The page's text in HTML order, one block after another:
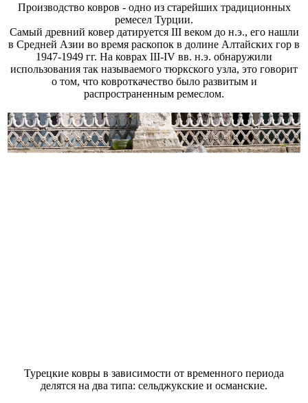
Производство ковров - одно из старейших традиционных
ремесел Турции.
Самый древний ковер датируется III веком до н.э., его нашли
в Средней Азии во время раскопок в долине Алтайских гор в
1947-1949 гг. На коврах III-IV вв. н.э. обнаружили
использования так называемого тюркского узла, это говорит
о том, что ковроткачество было развитым и
распространенным ремеслом.
Турецкие ковры в зависимости от временного периода
делятся на два типа: сельджукские и османские.